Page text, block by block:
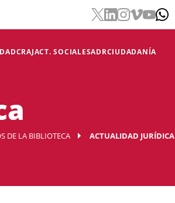
CRAJACT. SOCIALESADRCIUDADANÍA
DE LA BIBLIOTECA ACTUALIDAD JURÍDICA